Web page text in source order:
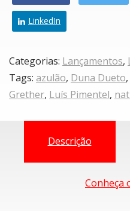
LinkedIn
Categorias: Lançamentos,
Tags: azulão, Duna Dueto,
Grether, Luís Pimentel,
Descrição
Conheça